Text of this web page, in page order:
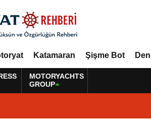
Katamaran Şişme Bot
MOTORYACHTS
GROUP